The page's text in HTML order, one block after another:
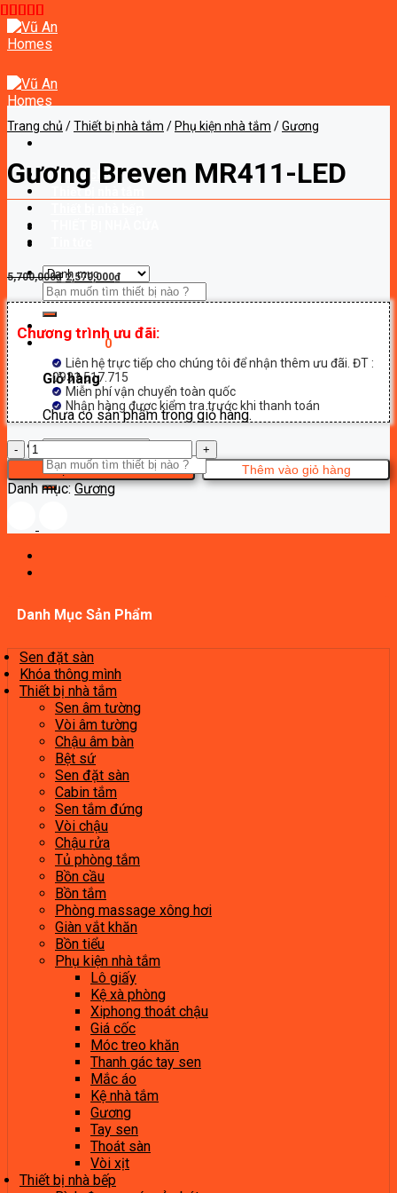
Skip
to
content
Trang chủ
Thiết bị nhà tắm
Tìm
kiếm:
Giỏ hàng 0
Giỏ hàng
Chưa có sản phẩm trong giỏ hàng.
Tìm
kiếm:
Trang chủ /Thiết bị nhà tắm / Phụ kiện nhà tắm /Gương
Gương Breven MR411-LED
5,700,000₫ Giá
gốc
là:
5,700,000₫.
2,570,000₫Giá
hiện
tại
là:
2,570,000₫.
Chương trình ưu đãi:
Liên hệ trực tiếp cho chúng tôi để nhận thêm ưu đãi. ĐT :
0931.517.715
Miễn phí vận chuyển toàn quốc
Nhận hàng được kiểm tra trước khi thanh toán
Gương
Breven
MR411-
LED
lượng
Thêm vào giỏ hàng
ĐẶT HÀNG NGAY
Danh mục:Gương
Danh Mục Sản Phẩm
Sen đặt sàn
Khóa thông mình
Thiết bị nhà tắm
Sen âm tường
Vòi âm tường
Chậu âm bàn
Bệt sứ
Sen đặt sàn
Cabin tắm
Sen tắm đứng
Vòi chậu
Chậu rửa
Tủ phòng tắm
Bồn cầu
Bồn tắm
Phòng massage xông hơi
Giàn vắt khăn
Bồn tiểu
Phụ kiện nhà tắm
Lô giấy
Kệ xà phòng
Xiphong thoát chậu
Giá cốc
Móc treo khăn
Thanh gác tay sen
Mắc áo
Kệ nhà tắm
Gương
Tay sen
Thoát sàn
Vòi xịt
Thiết bị nhà bếp